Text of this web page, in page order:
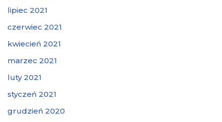
lipiec 2021
czerwiec 2021
kwiecień 2021
marzec 2021
luty 2021
styczeń 2021
grudzień 2020